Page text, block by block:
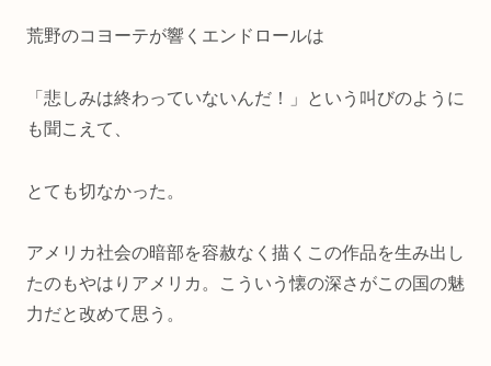
荒野のコヨーテが響くエンドロールは
「悲しみは終わっていないんだ！」という叫びのように
も聞こえて、
とても切なかった。
アメリカ社会の暗部を容赦なく描くこの作品を生み出し
たのもやはりアメリカ。こういう懐の深さがこの国の魅
力だと改めて思う。